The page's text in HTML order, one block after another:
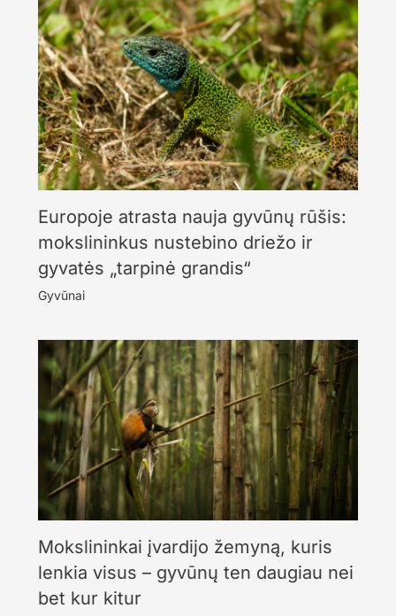
Europoje atrasta nauja gyvūnų rūšis:
mokslininkus nustebino driežo ir
gyvatės „tarpinė grandis“
Gyvūnai
Mokslininkai įvardijo žemyną, kuris
lenkia visus – gyvūnų ten daugiau nei
bet kur kitur